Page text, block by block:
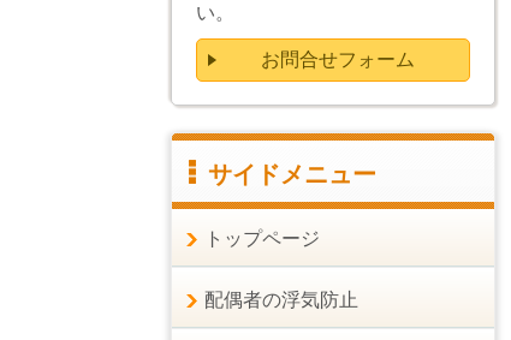
い。
お問合せフォーム
サイドメニュー
トップページ
配偶者の浮気防止